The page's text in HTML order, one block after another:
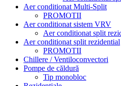
Aer conditionat Multi-Split
PROMOTII
Aer conditionat sistem VRV
Aer conditionat split
Aer conditionat split rezidential
PROMOTII
Chillere / Ventiloconvectori
Pompe de căldură
Tip monobloc